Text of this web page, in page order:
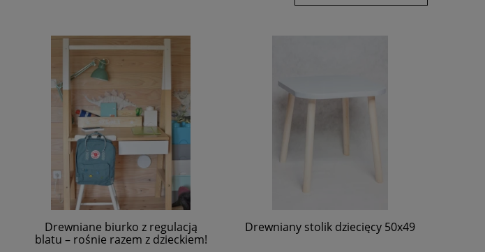
Drewniane biurko z regulacją
blatu – rośnie razem z dzieckiem!
Drewniany stolik dziecięcy 50x49